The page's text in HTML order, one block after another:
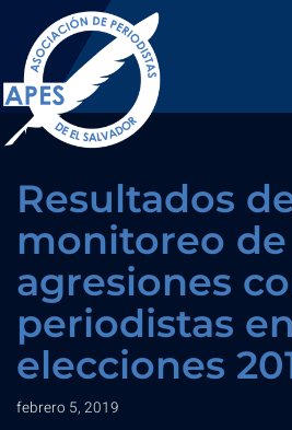
Saltar
al
contenido
Resultados
monitoreo de
agresiones
periodistas
elecciones
febrero 5, 2019